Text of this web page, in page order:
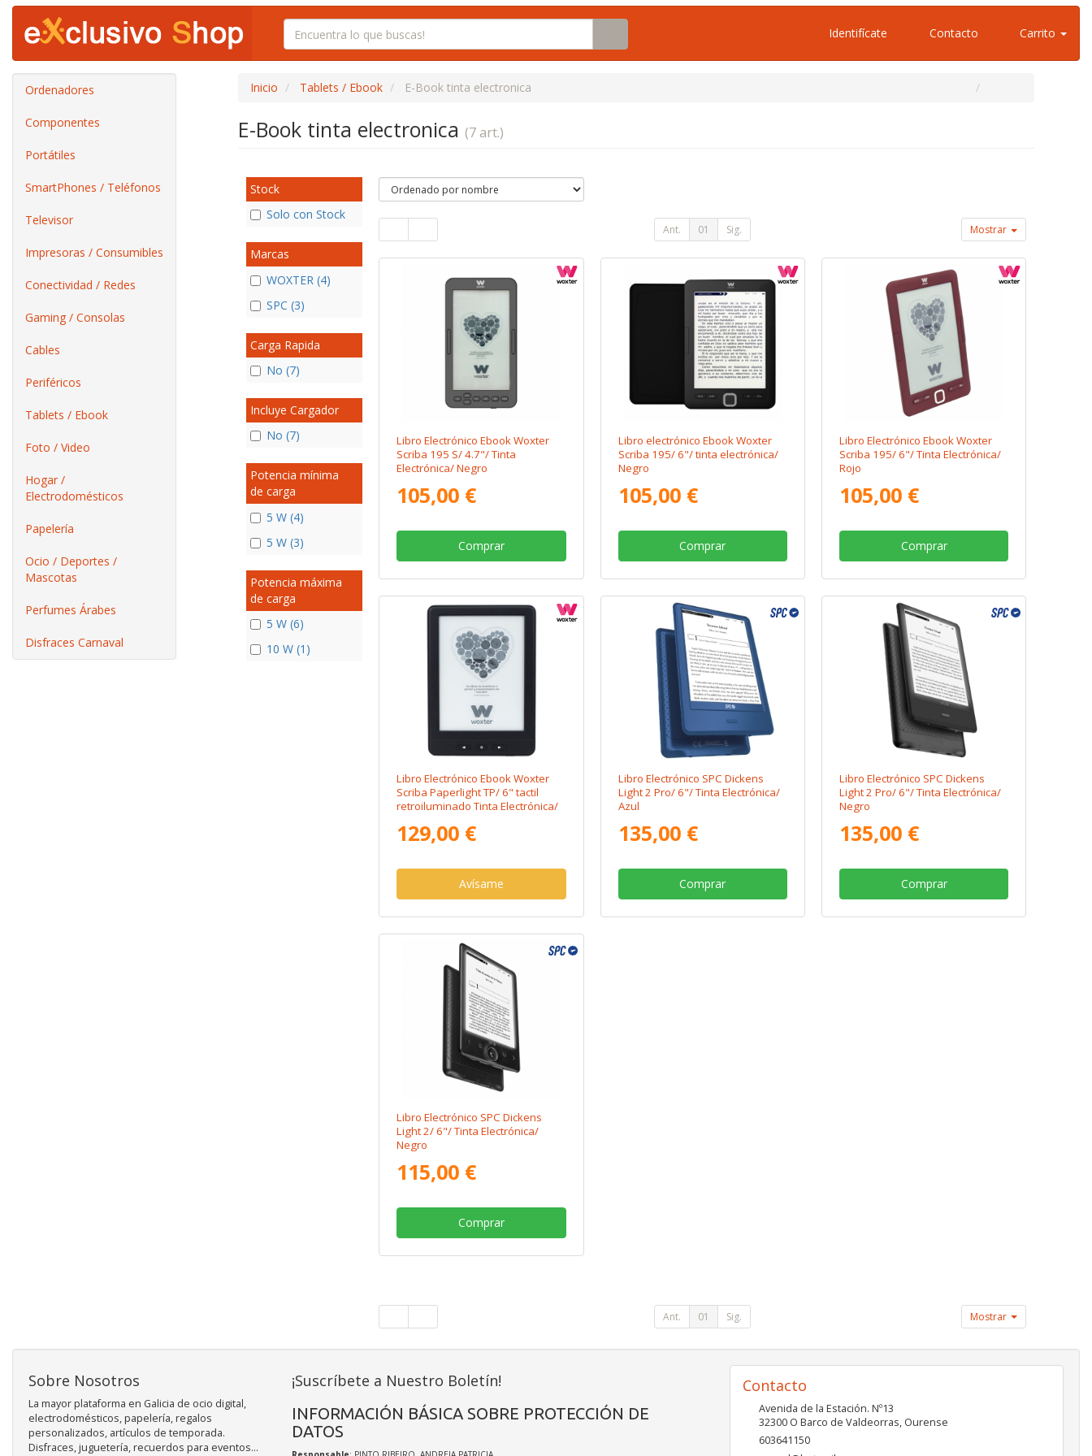
Identifícate Contacto Carrito
Ordenadores
Componentes
Portátiles
SmartPhones / Teléfonos
Televisor
Impresoras / Consumibles
Conectividad / Redes
Gaming / Consolas
Cables
Periféricos
Tablets / Ebook
Foto / Video
Hogar /
Electrodomésticos
Papelería
Ocio / Deportes /
Mascotas
Perfumes Árabes
Disfraces Carnaval
Inicio Tablets / Ebook E-Book tinta electronica
E-Book tinta electronica (7 art.)
Stock
Solo con Stock
Marcas
WOXTER (4)
SPC (3)
Carga Rapida
No (7)
Incluye Cargador
No (7)
Potencia mínima
de carga
5 W (4)
5 W (3)
Potencia máxima
de carga
5 W (6)
10 W (1)
Ant. 01 Sig. Mostrar
Libro Electrónico Ebook Woxter
Scriba 195 S/ 4.7"/ Tinta
Electrónica/ Negro
105,00 €
Comprar
Libro electrónico Ebook Woxter
Scriba 195/ 6"/ tinta electrónica/
Negro
105,00 €
Comprar
Libro Electrónico Ebook Woxter
Scriba 195/ 6"/ Tinta Electrónica/
Rojo
105,00 €
Comprar
Libro Electrónico Ebook Woxter
Scriba Paperlight TP/ 6" tactil
retroiluminado Tinta Electrónica/
129,00 €
Avísame
Libro Electrónico SPC Dickens
Light 2 Pro/ 6"/ Tinta Electrónica/
Azul
135,00 €
Comprar
Libro Electrónico SPC Dickens
Light 2 Pro/ 6"/ Tinta Electrónica/
Negro
135,00 €
Comprar
Libro Electrónico SPC Dickens
Light 2/ 6"/ Tinta Electrónica/
Negro
115,00 €
Comprar
Ant. 01 Sig. Mostrar
Sobre Nosotros
La mayor plataforma en Galicia de ocio digital,
electrodomésticos, papelería, regalos
personalizados, artículos de temporada.
Disfraces, juguetería, recuerdos para eventos...
¡Suscríbete a Nuestro Boletín!
INFORMACIÓN BÁSICA SOBRE PROTECCIÓN DE
DATOS
Contacto
Avenida de la Estación. Nº13
32300 O Barco de Valdeorras, Ourense
603641150